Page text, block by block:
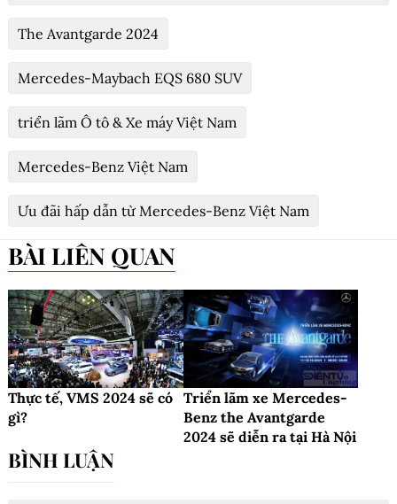
The Avantgarde 2024
Mercedes-Maybach EQS 680 SUV
triển lãm Ô tô & Xe máy Việt Nam
Mercedes-Benz Việt Nam
Ưu đãi hấp dẫn từ Mercedes-Benz Việt Nam
BÀI LIÊN QUAN
Thực tế, VMS 2024 sẽ có
gì?
Triển lãm xe Mercedes-
Benz the Avantgarde
2024 sẽ diễn ra tại Hà Nội